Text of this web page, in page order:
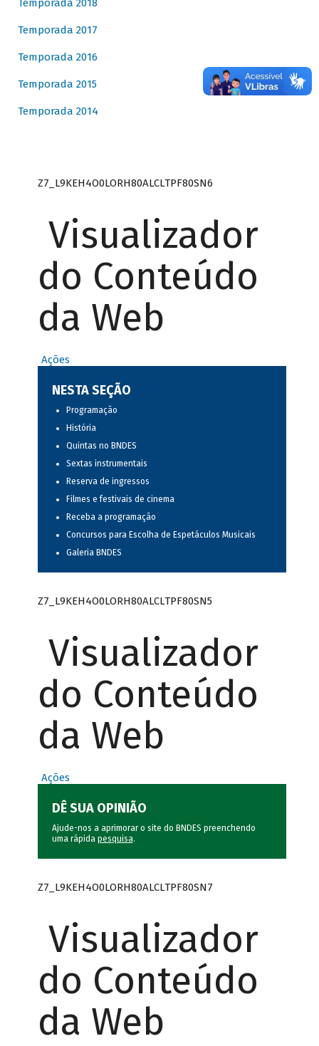
Temporada 2018
Temporada 2017
Temporada 2016
Temporada 2015
Temporada 2014
Z7_L9KEH4O0LORH80ALCLTPF80SN6
Visualizador
do Conteúdo
da Web
Ações
NESTA SEÇÃO
Programação
História
Quintas no BNDES
Sextas instrumentais
Reserva de ingressos
Filmes e festivais de cinema
Receba a programação
Concursos para Escolha de Espetáculos Musicais
Galeria BNDES
Z7_L9KEH4O0LORH80ALCLTPF80SN5
Visualizador
do Conteúdo
da Web
Ações
DÊ SUA OPINIÃO
Ajude-nos a aprimorar o site do BNDES preenchendo
uma rápida pesquisa.
Z7_L9KEH4O0LORH80ALCLTPF80SN7
Visualizador
do Conteúdo
da Web